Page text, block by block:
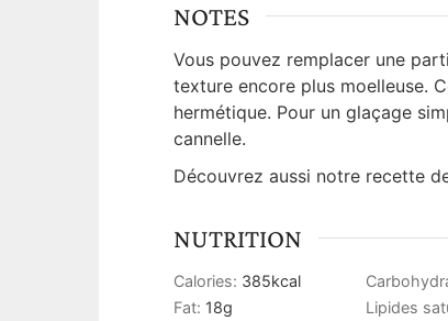
NOTES
Vous pouvez remplacer une
texture encore plus moelleuse.
hermétique. Pour un glaçage
cannelle.
Découvrez aussi notre recette
NUTRITION
Calories: 385kcal
Fat: 18g Lipides